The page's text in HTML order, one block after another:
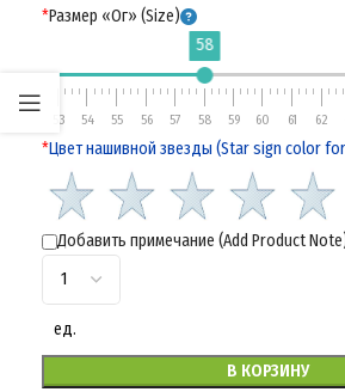
*Размер «Ог» (Size)
58
53 54 55 56 57 58 59 60 61 62
*Цвет нашивной звезды (Star sign color
Добавить примечание (Add Product
ед.
В КОРЗИНУ